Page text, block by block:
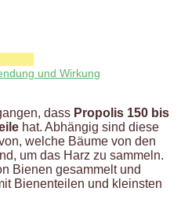
und Wirkung
dass Propolis 150 bis
hat. Abhängig sind diese
welche Bäume von den
um das Harz zu sammeln.
Bienen gesammelt und
Bienenteilen und kleinsten